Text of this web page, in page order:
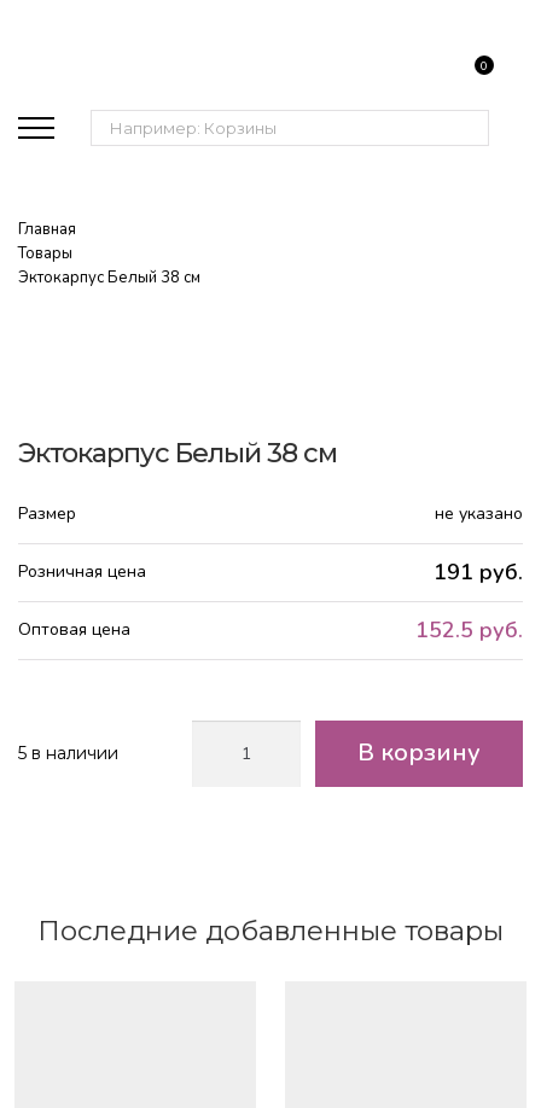
Поиск:
0
Главная
Товары
Эктокарпус Белый 38 см
Эктокарпус Белый 38 см
Размер не указано
Розничная цена 191 руб.
Оптовая цена 152.5 руб.
5 в наличии
товара
В корзину
Последние добавленные товары